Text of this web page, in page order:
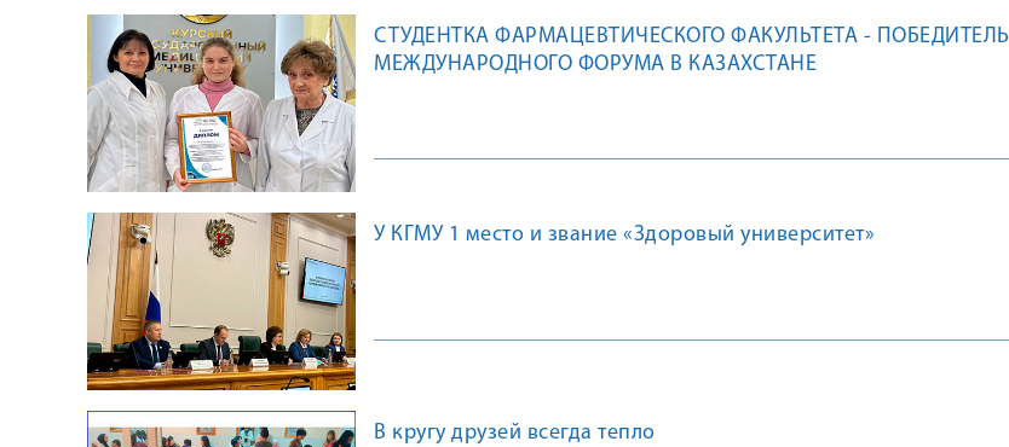
СТУДЕНТКА ФАРМАЦЕВТИЧЕСКОГО ФАКУЛЬТЕТА - ПОБЕДИТЕЛЬ
МЕЖДУНАРОДНОГО ФОРУМА В КАЗАХСТАНЕ
У КГМУ 1 место и звание «Здоровый университет»
В кругу друзей всегда тепло